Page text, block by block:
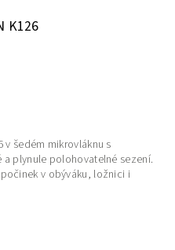
K126
v šedém mikrovláknu s
plynule polohovatelné sezení.
v obýváku, ložnici i